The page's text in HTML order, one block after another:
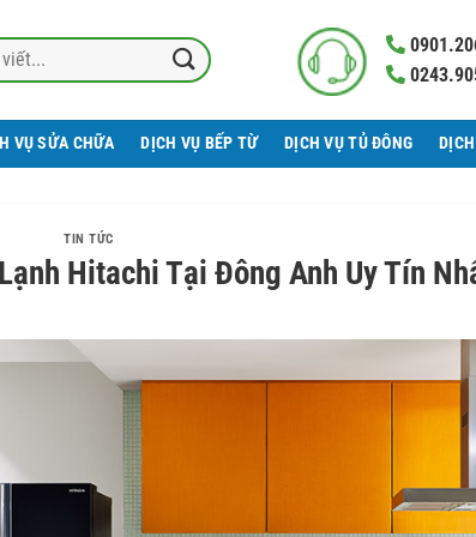
VỤ SỬA CHỮA DỊCH VỤ BẾP TỪ DỊCH VỤ TỦ ĐÔNG
TIN TỨC
Hitachi Tại Đông Anh Uy Tín